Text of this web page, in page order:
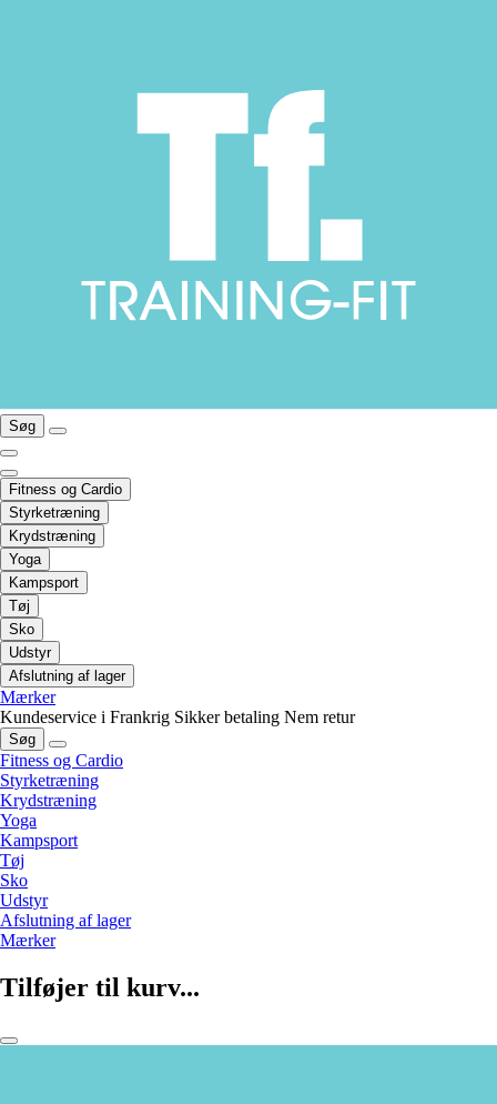
Søg
Fitness og Cardio
Styrketræning
Krydstræning
Yoga
Kampsport
Tøj
Sko
Udstyr
Afslutning af lager
Mærker
Kundeservice i Frankrig Sikker betaling Nem retur
Søg
Fitness og Cardio
Styrketræning
Krydstræning
Yoga
Kampsport
Tøj
Sko
Udstyr
Afslutning af lager
Mærker
Tilføjer til kurv...